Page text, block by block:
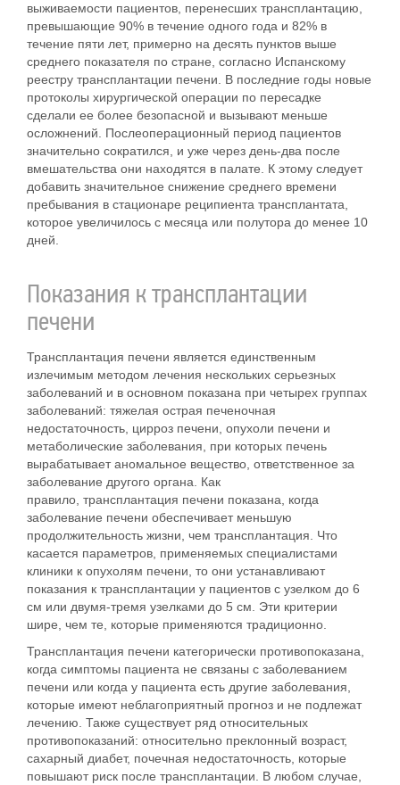
выживаемости пациентов, перенесших трансплантацию,
превышающие 90% в течение одного года и 82% в
течение пяти лет, примерно на десять пунктов выше
среднего показателя по стране, согласно Испанскому
реестру трансплантации печени. В последние годы новые
протоколы хирургической операции по пересадке
сделали ее более безопасной и вызывают меньше
осложнений. Послеоперационный период пациентов
значительно сократился, и уже через день-два после
вмешательства они находятся в палате. К этому следует
добавить значительное снижение среднего времени
пребывания в стационаре реципиента трансплантата,
которое увеличилось с месяца или полутора до менее 10
дней.
Показания ктрансплантации
печени
Трансплантация печени является единственным
излечимым методом лечения нескольких серьезных
заболеваний и в основном показана при четырех группах
заболеваний: тяжелая острая печеночная
недостаточность, цирроз печени, опухоли печени и
метаболические заболевания, при которых печень
вырабатывает аномальное вещество, ответственное за
заболевание другого органа. Как
правило, трансплантация печени показана, когда
заболевание печени обеспечивает меньшую
продолжительность жизни, чем трансплантация. Что
касается параметров, применяемых специалистами
клиники к опухолям печени, то они устанавливают
показания к трансплантации у пациентов с узелком до 6
см или двумя-тремя узелками до 5 см. Эти критерии
шире, чем те, которые применяются традиционно.
Трансплантация печени категорически противопоказана,
когда симптомы пациента не связаны с заболеванием
печени или когда у пациента есть другие заболевания,
которые имеют неблагоприятный прогноз и не подлежат
лечению. Также существует ряд относительных
противопоказаний: относительно преклонный возраст,
сахарный диабет, почечная недостаточность, которые
повышают риск после трансплантации. В любом случае,